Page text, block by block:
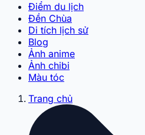
Điểm du lịch
Đền Chùa
Di tích lịch sử
Blog
Ảnh anime
Ảnh chibi
Màu tóc
Trang chủ